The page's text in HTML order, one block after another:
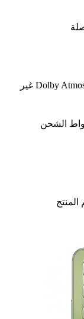
ستيريو (JBL) صوت عالي وواضح Dolby Atmos غير
45 واط سريع الشحن العكسي 10 واط الشحن